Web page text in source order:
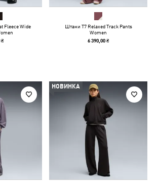
Fleece Wide
₴
Штани T7 Relaxed Track Pants
Women
6 390,00 ₴
НОВИНКА